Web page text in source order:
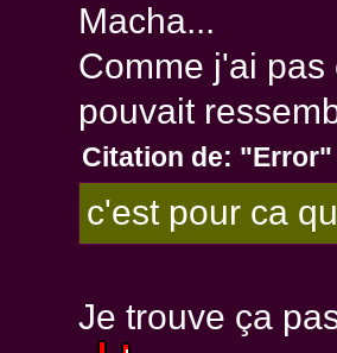
Macha...
Comme j'ai
pouvait
Citation de: "Error"
c'est pour ca
Je trouve ça